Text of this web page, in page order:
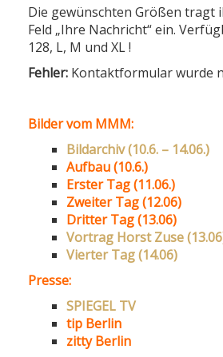
Die gewünschten Größen tragt
Feld „Ihre Nachricht“ ein.
128, L, M und XL !
Fehler: Kontaktformular wurde
Bilder vom MMM:
Bildarchiv (10.6. – 14.06.)
Aufbau (10.6.)
Erster Tag (11.06.)
Zweiter Tag (12.06)
Dritter Tag (13.06)
Vortrag Horst Zuse
Vierter Tag (14.06)
Presse:
SPIEGEL TV
tip Berlin
zitty Berlin